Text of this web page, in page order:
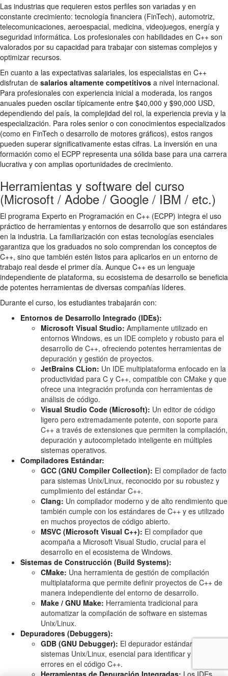
Las industrias que requieren estos perfiles son variadas y en
constante crecimiento: tecnología financiera (FinTech), automotriz,
telecomunicaciones, aeroespacial, medicina, videojuegos, energía y
seguridad informática. Los profesionales con habilidades en C++ son
valorados por su capacidad para trabajar con sistemas complejos y
optimizar recursos.
En cuanto a las expectativas salariales, los especialistas en C++
disfrutan de salarios altamente competitivos a nivel internacional.
Para profesionales con experiencia inicial a moderada, los rangos
anuales pueden oscilar típicamente entre $40,000 y $90,000 USD,
dependiendo del país, la complejidad del rol, la experiencia previa y la
especialización. Para roles senior o con conocimientos especializados
(como en FinTech o desarrollo de motores gráficos), estos rangos
pueden superar significativamente estas cifras. La inversión en una
formación como el ECPP representa una sólida base para una carrera
lucrativa y con amplias oportunidades de crecimiento.
Herramientas y software del curso
(Microsoft / Adobe / Google / IBM / etc.)
El programa Experto en Programación en C++ (ECPP) integra el uso
práctico de herramientas y entornos de desarrollo que son estándares
en la industria. La familiarización con estas tecnologías esenciales
garantiza que los graduados no solo comprendan los conceptos de
C++, sino que también estén listos para aplicarlos en un entorno de
trabajo real desde el primer día. Aunque C++ es un lenguaje
independiente de plataforma, su ecosistema de desarrollo se beneficia
de potentes herramientas de diversas compañías líderes.
Durante el curso, los estudiantes trabajarán con:
Entornos de Desarrollo Integrado (IDEs):
Microsoft Visual Studio: Ampliamente utilizado en
entornos Windows, es un IDE completo y robusto para el
desarrollo de C++, ofreciendo potentes herramientas de
depuración y gestión de proyectos.
JetBrains CLion: Un IDE multiplataforma enfocado en la
productividad para C y C++, compatible con CMake y que
ofrece una integración profunda con herramientas de
análisis de código.
Visual Studio Code (Microsoft): Un editor de código
ligero pero extremadamente potente, con soporte para
C++ a través de extensiones que permiten la compilación,
depuración y autocompletado inteligente en múltiples
sistemas operativos.
Compiladores Estándar:
GCC (GNU Compiler Collection): El compilador de facto
para sistemas Unix/Linux, reconocido por su robustez y
cumplimiento del estándar C++.
Clang: Un compilador moderno y de alto rendimiento que
también cumple con los estándares de C++ y es utilizado
en muchos proyectos de código abierto.
MSVC (Microsoft Visual C++): El compilador que
acompaña a Microsoft Visual Studio, crucial para el
desarrollo en el ecosistema de Windows.
Sistemas de Construcción (Build Systems):
CMake: Una herramienta de gestión de compilación
multiplataforma que permite definir proyectos de C++ de
manera independiente del entorno de desarrollo.
Make / GNU Make: Herramienta tradicional para
automatizar la compilación de software en sistemas
Unix/Linux.
Depuradores (Debuggers):
GDB (GNU Debugger): El depurador estándar para
sistemas Unix/Linux, esencial para identificar y corregir
errores en el código C++.
Herramientas de Depuración Integradas: Los IDEs